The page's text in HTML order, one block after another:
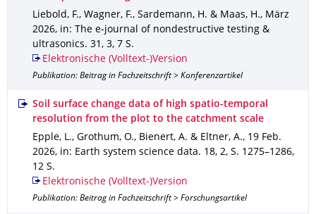
Liebold, F., Wagner, F., Sardemann, H. & Maas, H., März
2026, in: The e-journal of nondestructive testing &
ultrasonics. 31 , 3, 7 S.
Elektronische (Volltext-)Version
Publikation: Beitrag in Fachzeitschrift > Konferenzartikel
Soil surface change data of high spatio-temporal
resolution from the plot to the catchment scale
Epple, L., Grothum, O., Bienert, A. & Eltner, A., 19 Feb.
2026, in: Earth system science data. 18, 2, S. 1275–1286,
12 S.
Elektronische (Volltext-)Version
Publikation: Beitrag in Fachzeitschrift > Forschungsartikel